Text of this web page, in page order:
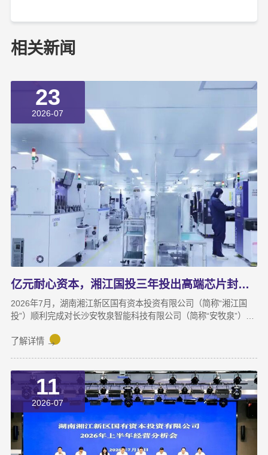
相关新闻
23
2026-07
亿元耐心资本，湘江国投三年投出高端芯片封测“尖子生”
2026年7月，湖南湘江新区国有资本投资有限公司（简称“湘江国
投”）顺利完成对长沙安牧泉智能科技有限公司（简称“安牧泉”）
本依托旗下自主管理的3支产业基金，累计对安牧泉投资已达1亿
茂第一次走进安牧泉老厂区尽调时，印象最深的不是气派，而是
“挤”。产线布局非常小，设备排列极度紧凑，办公空间十分局促，
王茂回忆说：“当时厂区硬件条件，已难以匹配企业业务扩张需求。
了解详情
11
2026-07